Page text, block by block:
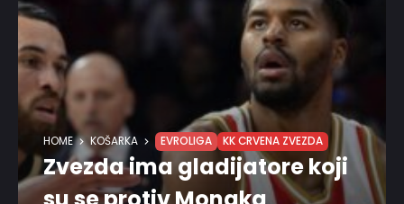
HOME KOŠARKA EVROLIGA KK CRVENA ZVEZDA
Zvezda ima gladijatore koji